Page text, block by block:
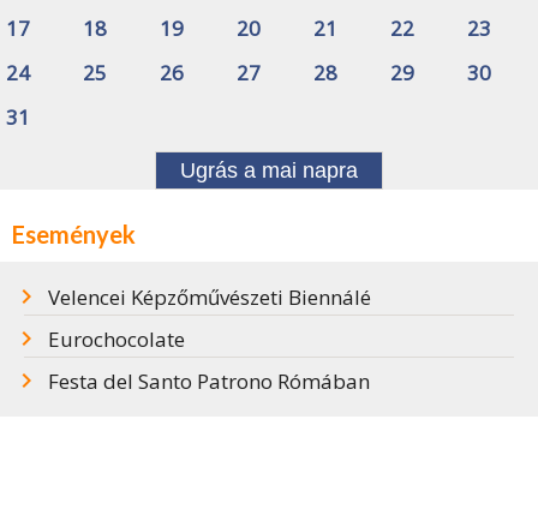
17
18 19 20 21 22
23
24
25 26 27 28 29
30
31
Ugrás a mai napra
Események
Velencei Képzőművészeti Biennálé
Eurochocolate
Festa del Santo Patrono Rómában